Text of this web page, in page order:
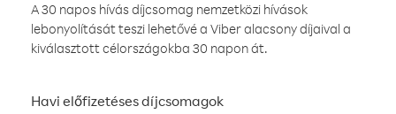
A 30 napos hívás díjcsomag nemzetközi hívások
lebonyolítását teszi lehetővé a Viber alacsony díjaival a
kiválasztott célországokba 30 napon át.
Havi előfizetéses díjcsomagok